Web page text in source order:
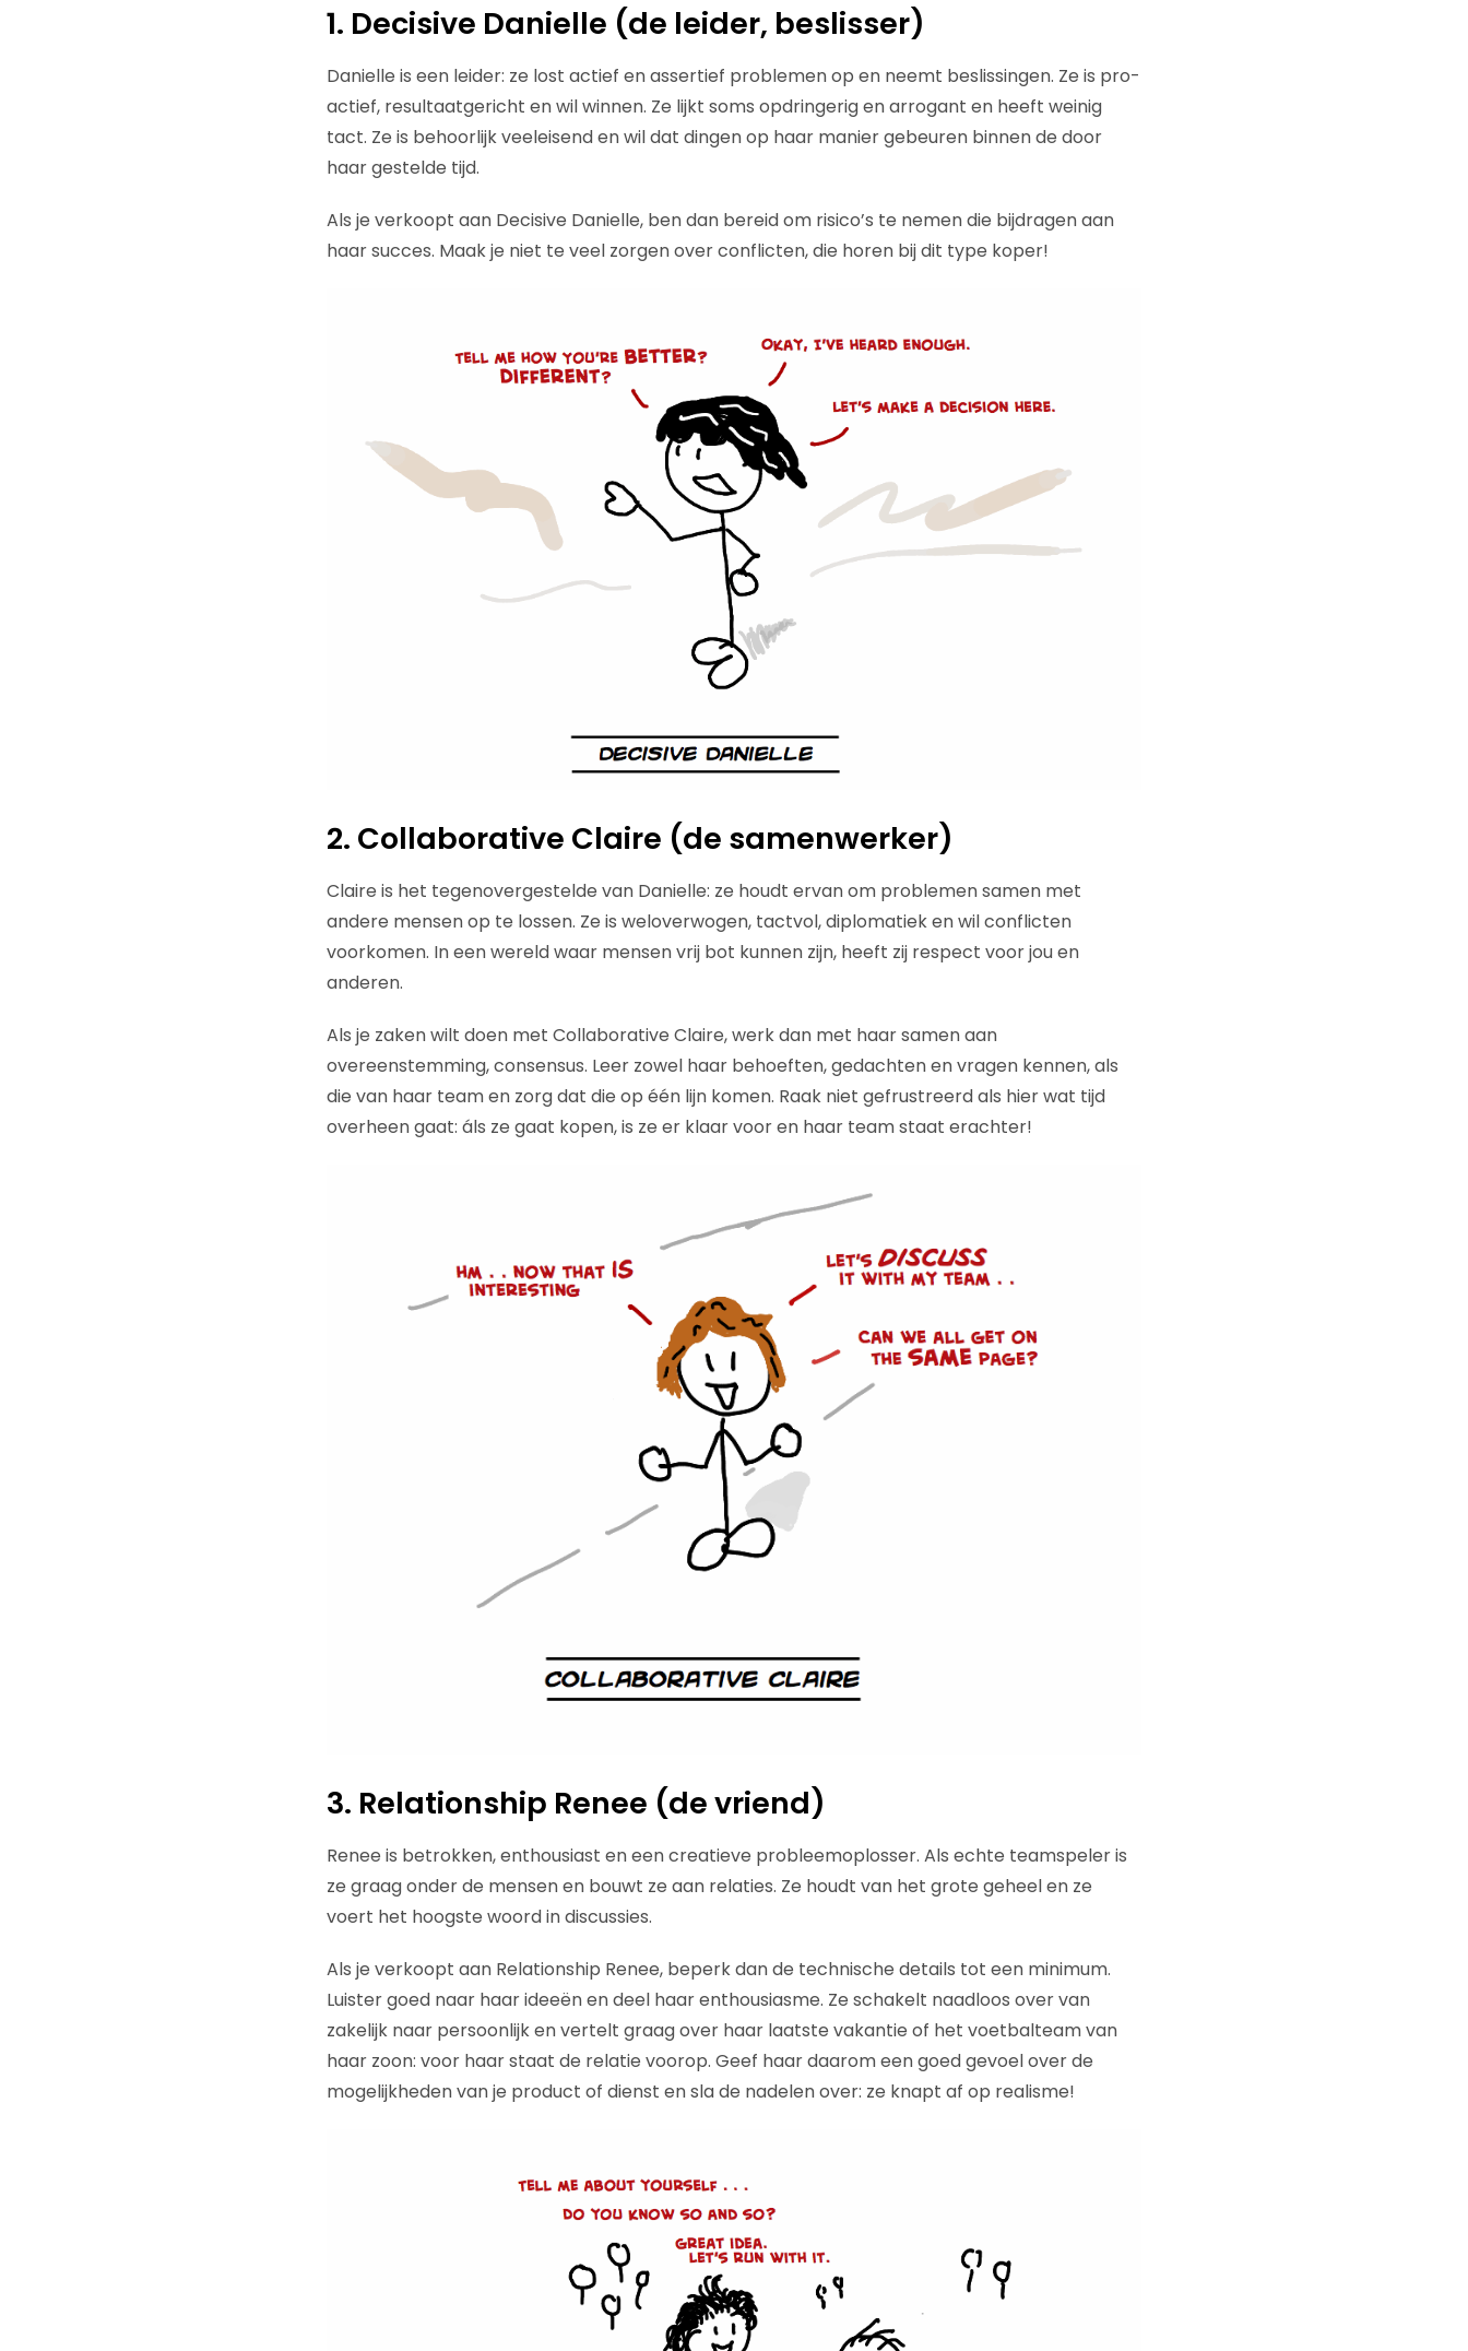
1. Decisive Danielle (de leider, beslisser)
Danielle is een leider: ze lost actief en assertief problemen op en neemt beslissingen. Ze is pro-
actief, resultaatgericht en wil winnen. Ze lijkt soms opdringerig en arrogant en heeft weinig
tact. Ze is behoorlijk veeleisend en wil dat dingen op haar manier gebeuren binnen de door
haar gestelde tijd.
Als je verkoopt aan Decisive Danielle, ben dan bereid om risico’s te nemen die bijdragen aan
haar succes. Maak je niet te veel zorgen over conflicten, die horen bij dit type koper!
2. Collaborative Claire (de samenwerker)
Claire is het tegenovergestelde van Danielle: ze houdt ervan om problemen samen met
andere mensen op te lossen. Ze is weloverwogen, tactvol, diplomatiek en wil conflicten
voorkomen. In een wereld waar mensen vrij bot kunnen zijn, heeft zij respect voor jou en
anderen.
Als je zaken wilt doen met Collaborative Claire, werk dan met haar samen aan
overeenstemming, consensus. Leer zowel haar behoeften, gedachten en vragen kennen, als
die van haar team en zorg dat die op één lijn komen. Raak niet gefrustreerd als hier wat tijd
overheen gaat: áls ze gaat kopen, is ze er klaar voor en haar team staat erachter!
3. Relationship Renee (de vriend)
Renee is betrokken, enthousiast en een creatieve probleemoplosser. Als echte teamspeler is
ze graag onder de mensen en bouwt ze aan relaties. Ze houdt van het grote geheel en ze
voert het hoogste woord in discussies.
Als je verkoopt aan Relationship Renee, beperk dan de technische details tot een minimum.
Luister goed naar haar ideeën en deel haar enthousiasme. Ze schakelt naadloos over van
zakelijk naar persoonlijk en vertelt graag over haar laatste vakantie of het voetbalteam van
haar zoon: voor haar staat de relatie voorop. Geef haar daarom een goed gevoel over de
mogelijkheden van je product of dienst en sla de nadelen over: ze knapt af op realisme!